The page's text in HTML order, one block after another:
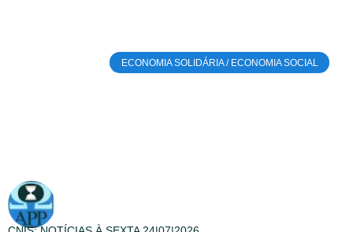
ECONOMIA SOLIDÁRIA / ECONOMIA SOCIAL